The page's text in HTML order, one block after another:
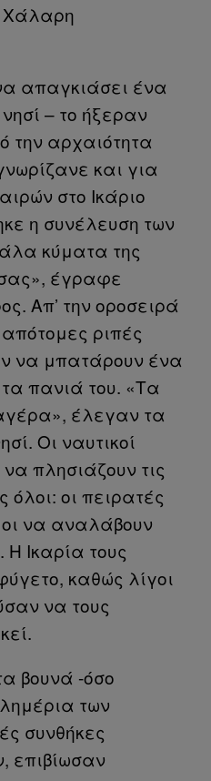
Χάλαρη
απαγκιάσει ένα
– το ήξεραν
την αρχαιότητα
και για
στο Ικάριο
η συνέλευση των
κύματα της
έγραφε
Απ’ την οροσειρά
ριπές
να μπατάρουν ένα
πανιά του. «Τα
έλεγαν τα
Οι ναυτικοί
πλησιάζουν τις
όλοι: οι πειρατές
να αναλάβουν
Ικαρία τους
καθώς λίγοι
να τους
βουνά -όσο
των
συνθήκες
επιβίωσαν